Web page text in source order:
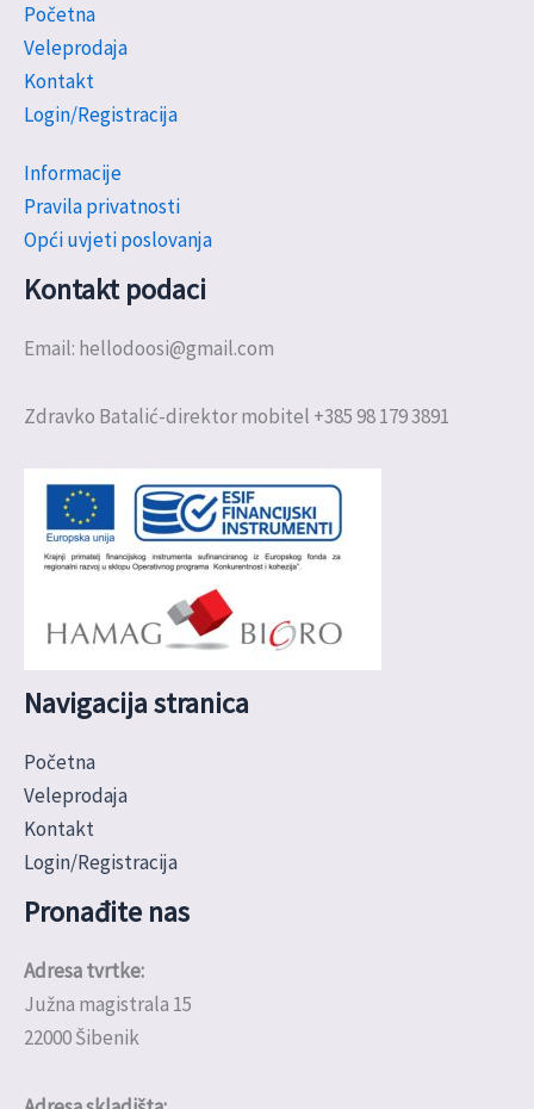
Početna
Veleprodaja
Kontakt
Login/Registracija
Informacije
Pravila privatnosti
Opći uvjeti poslovanja
Kontakt podaci
Email: hellodoosi@gmail.com
Zdravko Batalić-direktor mobitel +385 98 179 3891
Navigacija stranica
Početna
Veleprodaja
Kontakt
Login/Registracija
Pronađite nas
Adresa tvrtke:
Južna magistrala 15
22000 Šibenik